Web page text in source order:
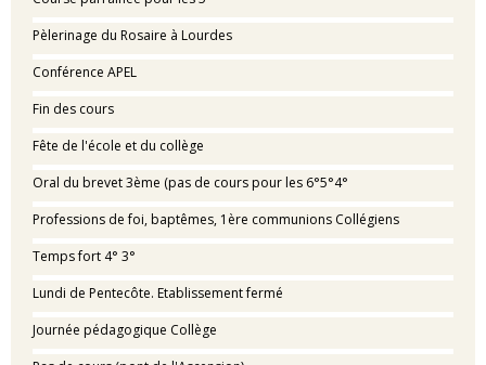
Pèlerinage du Rosaire à Lourdes
Conférence APEL
Fin des cours
Fête de l'école et du collège
Oral du brevet 3ème (pas de cours pour les 6°5°4°
Professions de foi, baptêmes, 1ère communions Collégiens
Temps fort 4° 3°
Lundi de Pentecôte. Etablissement fermé
Journée pédagogique Collège